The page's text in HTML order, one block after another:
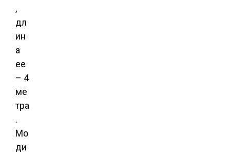
,
дл
ин
а
ее
– 4
ме
тра
.
Мо
ди